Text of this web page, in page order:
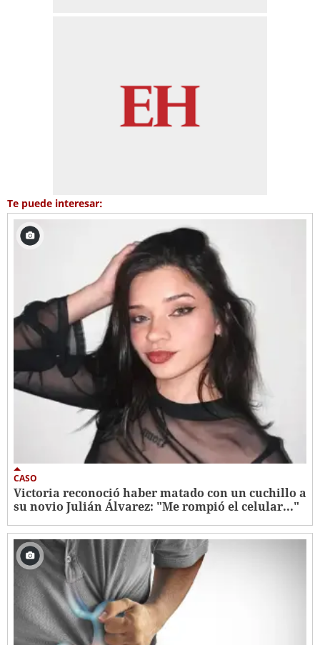
Te puede interesar:
CASO
Victoria reconoció haber matado con un cuchillo a
su novio Julián Álvarez: "Me rompió el celular..."